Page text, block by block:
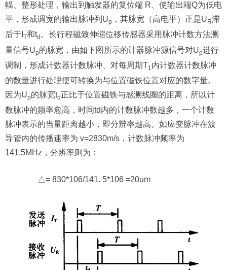
幅、整形处理，输出到触发器的复位端 R、使输出端Q为低电
平，形成调宽的输出脉冲列Up ，其脉宽（高电平）正是U R滞
后于I T和td 。长行程磁致伸缩位移传感器采用脉冲计数方法测
量信号Up的脉宽，由如下图所示的计器脉冲源信号对Up进行
调制，形成计数器计数脉冲、对每周期T1内计数器计数脉冲
的数量进行处理便可转换为与位置磁铁位置对应的数字量。
因为Up的脉宽td 正比于位置磁铁与感测线圈的距离，所以计
数脉冲的频率愈高，时间td内的计数脉冲数越多，一个计数
脉冲表示的当量距离越小，即分辨率越高。如应变脉冲在波
导管内的传播速率为 v=2830m/s，计数脉冲频率为
141.5MHz，分辨率则为：
△= 830*106/141. 5*106 =20um